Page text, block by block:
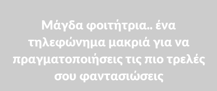
Μάγδα φοιτήτρια.. ένα
τηλεφώνημα μακριά για να
πραγματοποιήσεις τις πιο τρελές
σου φαντασιώσεις